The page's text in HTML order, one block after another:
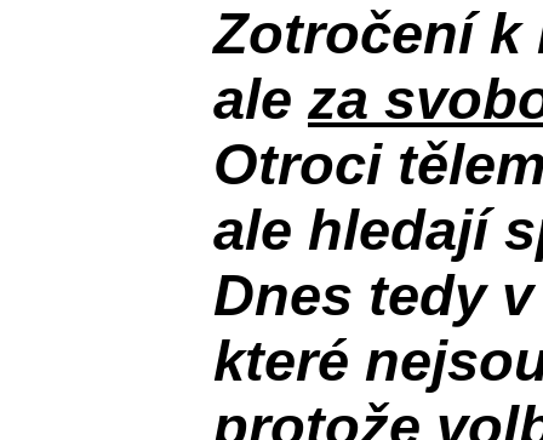
Zotročení k
ale za
Otroci
ale hledají
Dnes tedy
které
protože